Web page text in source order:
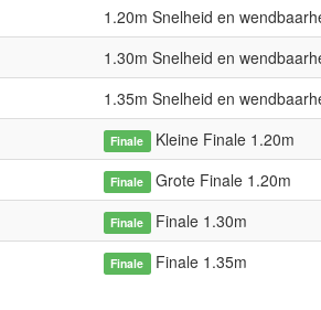
1.20m Snelheid en
1.30m Snelheid en
1.35m Snelheid en
Finale Kleine Finale 1.20m
Finale Grote Finale 1.20m
Finale Finale 1.30m
Finale Finale 1.35m